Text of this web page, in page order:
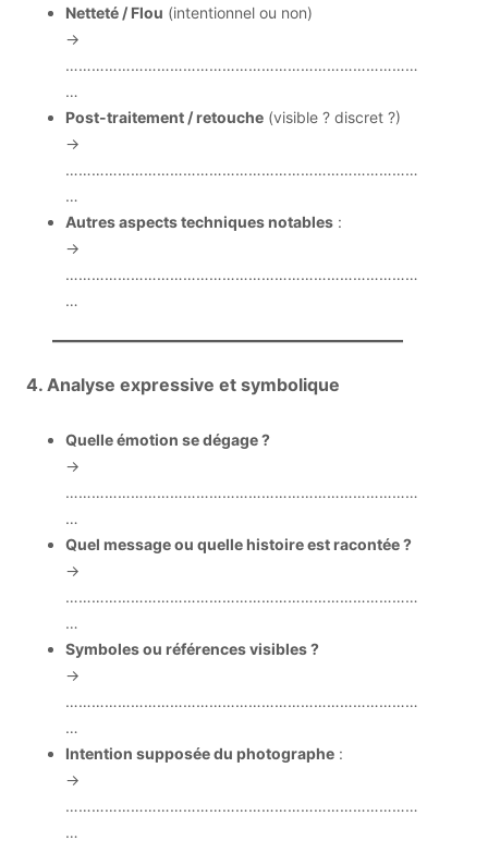
Netteté / Flou (intentionnel ou non)
→
………………………………………………………………………
…
Post-traitement / retouche (visible ? discret ?)
→
………………………………………………………………………
…
Autres aspects techniques notables :
→
………………………………………………………………………
…
4. Analyse expressive et symbolique
Quelle émotion se dégage ?
→
………………………………………………………………………
…
Quel message ou quelle histoire est racontée ?
→
………………………………………………………………………
…
Symboles ou références visibles ?
→
………………………………………………………………………
…
Intention supposée du photographe :
→
………………………………………………………………………
…